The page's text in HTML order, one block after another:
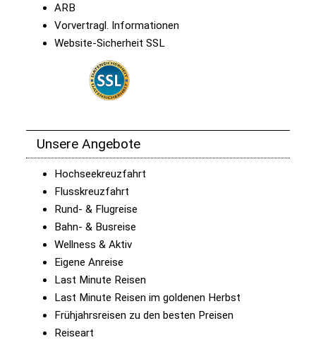
ARB
Vorvertragl. Informationen
Website-Sicherheit SSL
Unsere Angebote
Hochseekreuzfahrt
Flusskreuzfahrt
Rund- & Flugreise
Bahn- & Busreise
Wellness & Aktiv
Eigene Anreise
Last Minute Reisen
Last Minute Reisen im goldenen Herbst
Frühjahrsreisen zu den besten Preisen
Reiseart